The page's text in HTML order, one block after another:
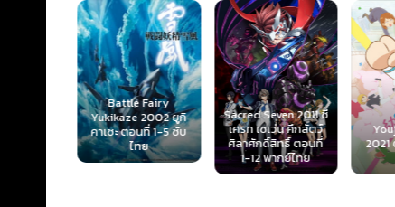
Battle Fairy
Yukikaze 2002 ยูกิ
คาเซะ ตอนที่ 1-5 ซับ
ไทย
Sacred Seven 2011 ซี
เครท เซเว่น ศึกสัตว์
ศิลาศักดิ์สิทธิ์ ตอนที่
1-12 พากย์ไทย
2021